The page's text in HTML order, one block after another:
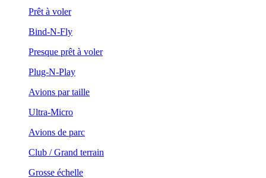
Prêt à voler
Bind-N-Fly
Presque prêt à voler
Plug-N-Play
Avions par taille
Ultra-Micro
Avions de parc
Club / Grand terrain
Grosse échelle